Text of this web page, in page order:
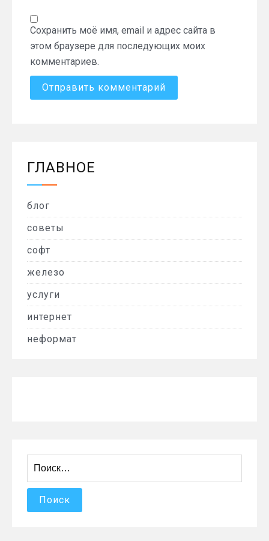
Сохранить моё имя, email и адрес сайта в
этом браузере для последующих моих
комментариев.
ГЛАВНОЕ
блог
советы
софт
железо
услуги
интернет
неформат